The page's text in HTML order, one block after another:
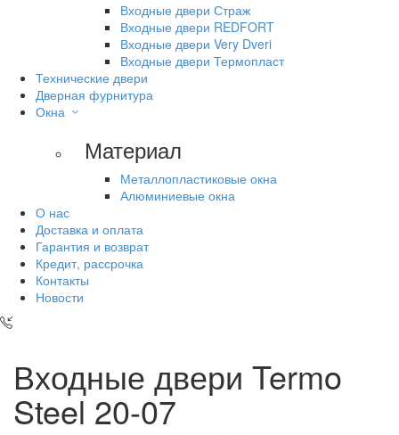
Входные двери Страж
Входные двери REDFORT
Входные двери Very Dveri
Входные двери Термопласт
Технические двери
Дверная фурнитура
Окна
Материал
Металлопластиковые окна
Алюминиевые окна
О нас
Доставка и оплата
Гарантия и возврат
Кредит, рассрочка
Контакты
Новости
Входные двери Termo
Steel 20-07